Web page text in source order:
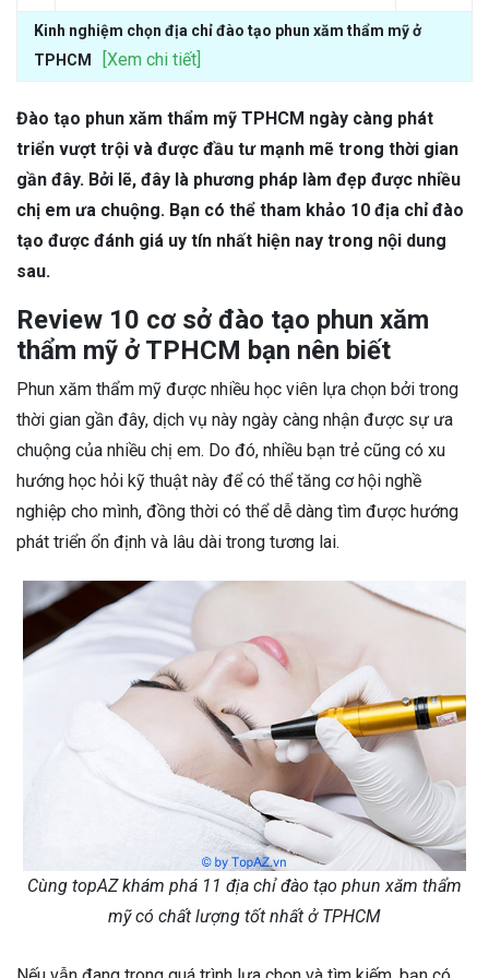
Kinh nghiệm chọn địa chỉ đào tạo phun xăm thẩm mỹ ở
TPHCM
[Xem chi tiết]
Đào tạo phun xăm thẩm mỹ TPHCM ngày càng phát
triển vượt trội và được đầu tư mạnh mẽ trong thời gian
gần đây. Bởi lẽ, đây là phương pháp làm đẹp được nhiều
chị em ưa chuộng. Bạn có thể tham khảo 10 địa chỉ đào
tạo được đánh giá uy tín nhất hiện nay trong nội dung
sau.
Review 10 cơ sở đào tạo phun xăm
thẩm mỹ ở TPHCM bạn nên biết
Phun xăm thẩm mỹ được nhiều học viên lựa chọn bởi trong
thời gian gần đây, dịch vụ này ngày càng nhận được sự ưa
chuộng của nhiều chị em. Do đó, nhiều bạn trẻ cũng có xu
hướng học hỏi kỹ thuật này để có thể tăng cơ hội nghề
nghiệp cho mình, đồng thời có thể dễ dàng tìm được hướng
phát triển ổn định và lâu dài trong tương lai.
Cùng topAZ khám phá 11 địa chỉ đào tạo phun xăm thẩm
mỹ có chất lượng tốt nhất ở TPHCM